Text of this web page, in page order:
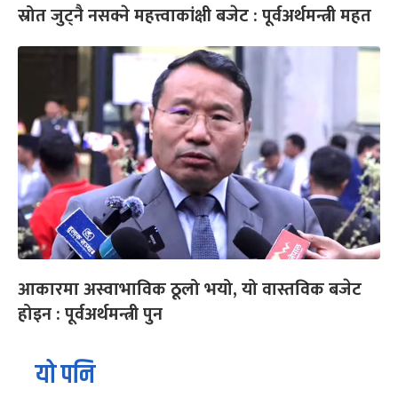
स्रोत जुट्नै नसक्ने महत्त्वाकांक्षी बजेट : पूर्वअर्थमन्त्री महत
आकारमा अस्वाभाविक ठूलो भयो, यो वास्तविक बजेट
होइन : पूर्वअर्थमन्त्री पुन
यो पनि